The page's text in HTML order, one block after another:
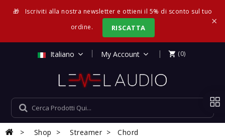
🎁
Iscriviti alla nostra newsletter e ottieni il 5% di sconto sul tuo
ordine.
RISCATTA ×
Italiano My Account |  (0)
Shop Streamer Chord